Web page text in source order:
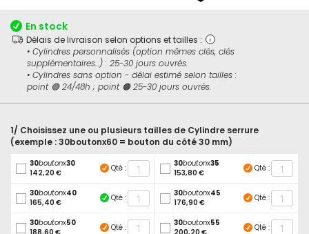
de
la
Galerie
d’images
En stock
Délais de livraison selon options et tailles :
• Cylindres personnalisés (option mêmes clés, clés
supplémentaires...) : 25-30 jours ouvrés.
• Cylindres sans option - délai estimé selon tailles :
point 🟢 24/48h ; point 🟠 25-30 jours ouvrés.
1/ Choisissez une ou plusieurs tailles de Cylindre serrure
(exemple : 30boutonx60 = bouton du côté 30 mm)
30boutonx30
142,20 €
Qté : 30boutonx35
153,80 €
Qté :
30boutonx40
165,40 €
Qté : 30boutonx45
176,90 €
Qté :
30boutonx50
Qté : 30boutonx55
Qté :